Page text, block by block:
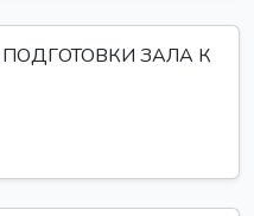
ПОДГОТОВКИ ЗАЛА К